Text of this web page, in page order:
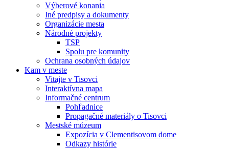
Výberové konania
Iné predpisy a dokumenty
Organizácie mesta
Národné projekty
TSP
Spolu pre komunity
Ochrana osobných údajov
Kam v meste
Vitajte v Tisovci
Interaktívna mapa
Informačné centrum
Pohľadnice
Propagačné materiály o Tisovci
Mestské múzeum
Expozícia v Clementisovom dome
Odkazy histórie